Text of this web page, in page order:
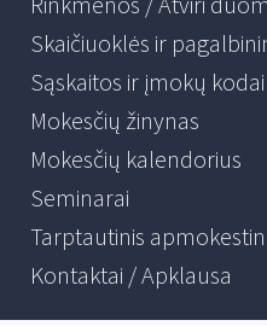
Skaičiuoklės ir
Sąskaitos ir įmokų kodai
Mokesčių žinynas
Mokesčių kalendorius
Seminarai
Tarptautinis
Kontaktai / Apklausa